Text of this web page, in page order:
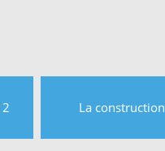
La construction